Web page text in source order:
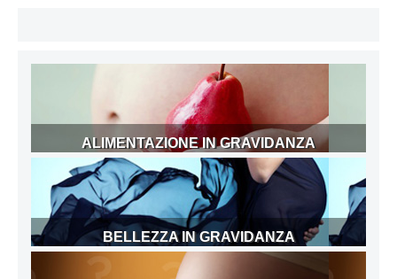
ALIMENTAZIONE IN GRAVIDANZA
BELLEZZA IN GRAVIDANZA